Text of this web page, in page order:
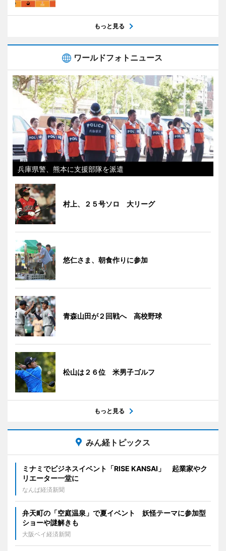
もっと見る
ワールドフォトニュース
兵庫県警、熊本に支援部隊を派遣
村上、２５号ソロ 大リーグ
悠仁さま、朝食作りに参加
青森山田が２回戦へ 高校野球
松山は２６位 米男子ゴルフ
もっと見る
みん経トピックス
ミナミでビジネスイベント「RISE KANSAI」 起業家やク
リエーター一堂に
なんば経済新聞
弁天町の「空庭温泉」で夏イベント 妖怪テーマに参加型
ショーや謎解きも
大阪ベイ経済新聞